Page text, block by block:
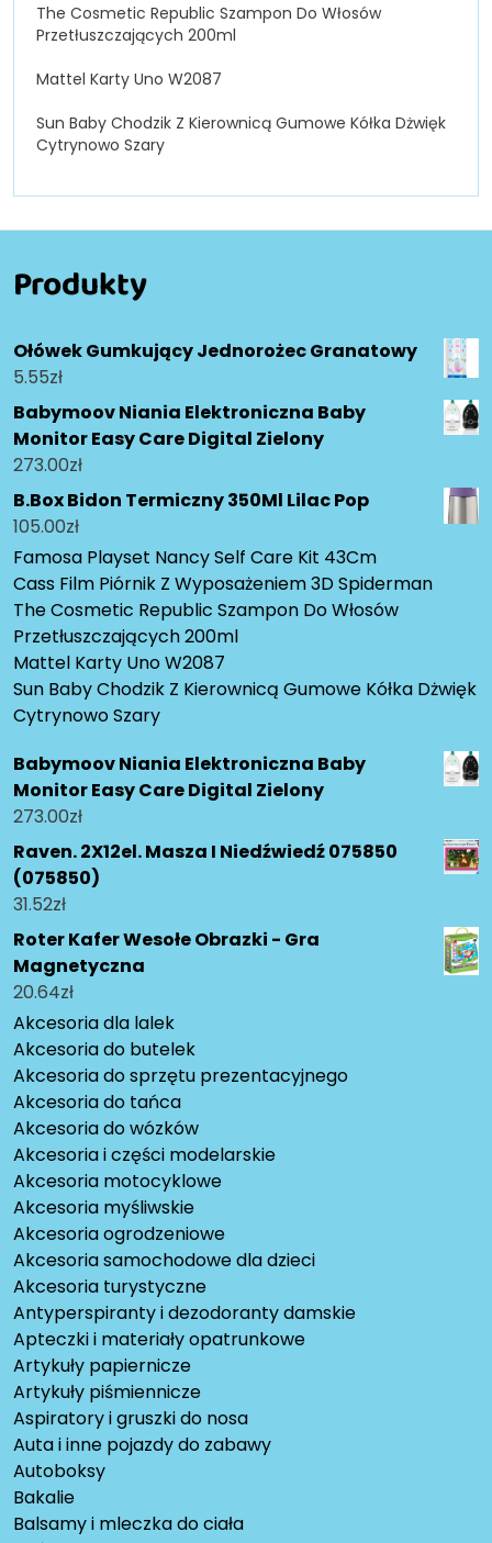
The Cosmetic Republic Szampon Do Włosów
Przetłuszczających 200ml
Mattel Karty Uno W2087
Sun Baby Chodzik Z Kierownicą Gumowe Kółka Dżwięk
Cytrynowo Szary
Produkty
Ołówek Gumkujący Jednorożec Granatowy
5.55zł
Babymoov Niania Elektroniczna Baby
Monitor Easy Care Digital Zielony
273.00zł
B.Box Bidon Termiczny 350Ml Lilac Pop
105.00zł
Famosa Playset Nancy Self Care Kit 43Cm
Cass Film Piórnik Z Wyposażeniem 3D Spiderman
The Cosmetic Republic Szampon Do Włosów
Przetłuszczających 200ml
Mattel Karty Uno W2087
Sun Baby Chodzik Z Kierownicą Gumowe Kółka Dżwięk
Cytrynowo Szary
Babymoov Niania Elektroniczna Baby
Monitor Easy Care Digital Zielony
273.00zł
Raven. 2X12el. Masza I Niedźwiedź 075850
(075850)
31.52zł
Roter Kafer Wesołe Obrazki - Gra
Magnetyczna
20.64zł
Akcesoria dla lalek
Akcesoria do butelek
Akcesoria do sprzętu prezentacyjnego
Akcesoria do tańca
Akcesoria do wózków
Akcesoria i części modelarskie
Akcesoria motocyklowe
Akcesoria myśliwskie
Akcesoria ogrodzeniowe
Akcesoria samochodowe dla dzieci
Akcesoria turystyczne
Antyperspiranty i dezodoranty damskie
Apteczki i materiały opatrunkowe
Artykuły papiernicze
Artykuły piśmiennicze
Aspiratory i gruszki do nosa
Auta i inne pojazdy do zabawy
Autoboksy
Bakalie
Balsamy i mleczka do ciała